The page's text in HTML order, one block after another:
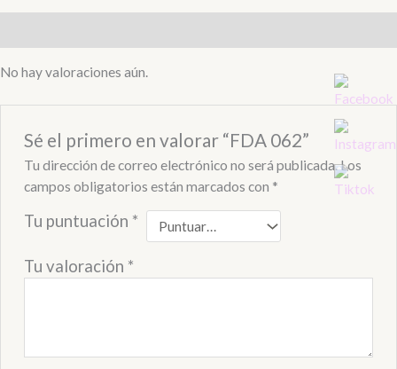
No hay valoraciones aún.
Sé el primero en valorar “FDA 062”
Tu dirección de correo electrónico no será publicada.Los
campos obligatorios están marcados con *
Tu puntuación *
Tu valoración *